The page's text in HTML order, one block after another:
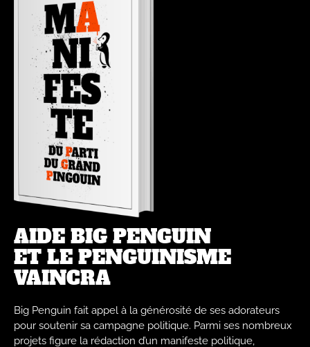
AIDE BIG PENGUIN
ET LE PENGUINISME
VAINCRA
Big Penguin fait appel à la générosité de ses adorateurs
pour soutenir sa campagne politique. Parmi ses nombreux
projets figure la rédaction d’un manifeste politique,